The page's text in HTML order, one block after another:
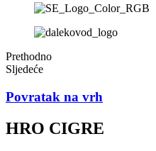
Prethodno
Sljedeće
Povratak na vrh
HRO CIGRE